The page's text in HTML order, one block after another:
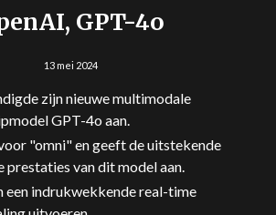
GPT-4o
13 mei 2024
zijn nieuwe multimodale
GPT-4o aan.
"omni" en geeft de uitstekende
prestaties van dit model aan.
een indrukwekkende real-time